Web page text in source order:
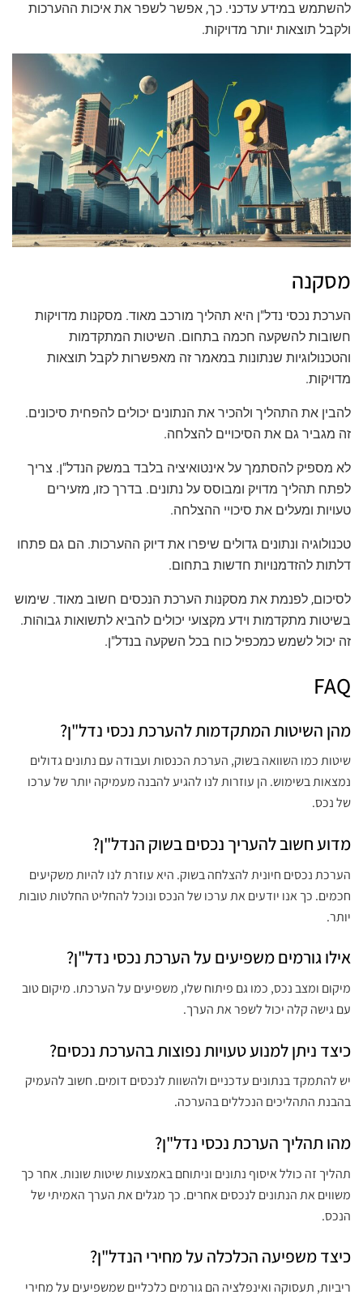
להשתמש במידע עדכני. כך, אפשר לשפר את איכות ההערכות
ולקבל תוצאות יותר מדויקות.
מסקנה
הערכת נכסי נדל"ן היא תהליך מורכב מאוד. מסקנות מדויקות
חשובות להשקעה חכמה בתחום. השיטות המתקדמות
והטכנולוגיות שנתונות במאמר זה מאפשרות לקבל תוצאות
מדויקות.
להבין את התהליך ולהכיר את הנתונים יכולים להפחית סיכונים.
זה מגביר גם את הסיכויים להצלחה.
לא מספיק להסתמך על אינטואיציה בלבד במשק הנדל"ן. צריך
לפתח תהליך מדויק ומבוסס על נתונים. בדרך כזו, מזעירים
טעויות ומעלים את סיכויי ההצלחה.
טכנולוגיה ונתונים גדולים שיפרו את דיוק ההערכות. הם גם פתחו
דלתות להזדמנויות חדשות בתחום.
לסיכום, לפנמת את מסקנות הערכת הנכסים חשוב מאוד. שימוש
בשיטות מתקדמות וידע מקצועי יכולים להביא לתשואות גבוהות.
זה יכול לשמש כמכפיל כוח בכל השקעה בנדל"ן.
FAQ
מהן השיטות המתקדמות להערכת נכסי נדל"ן?
שיטות כמו השוואה בשוק, הערכת הכנסות ועבודה עם נתונים גדולים
נמצאות בשימוש. הן עוזרות לנו להגיע להבנה מעמיקה יותר של ערכו
של נכס.
מדוע חשוב להעריך נכסים בשוק הנדל"ן?
הערכת נכסים חיונית להצלחה בשוק. היא עוזרת לנו להיות משקיעים
חכמים. כך אנו יודעים את ערכו של הנכס ונוכל להחליט החלטות טובות
יותר.
אילו גורמים משפיעים על הערכת נכסי נדל"ן?
מיקום ומצב נכס, כמו גם פיתוח שלו, משפיעים על הערכתו. מיקום טוב
עם גישה קלה יכול לשפר את הערך.
כיצד ניתן למנוע טעויות נפוצות בהערכת נכסים?
יש להתמקד בנתונים עדכניים ולהשוות לנכסים דומים. חשוב להעמיק
בהבנת התהליכים הנכללים בהערכה.
מהו תהליך הערכת נכסי נדל"ן?
תהליך זה כולל איסוף נתונים וניתוחם באמצעות שיטות שונות. אחר כך
משווים את הנתונים לנכסים אחרים. כך מגלים את הערך האמיתי של
הנכס.
כיצד משפיעה הכלכלה על מחירי הנדל"ן?
ריביות, תעסוקה ואינפלציה הם גורמים כלכליים שמשפיעים על מחירי